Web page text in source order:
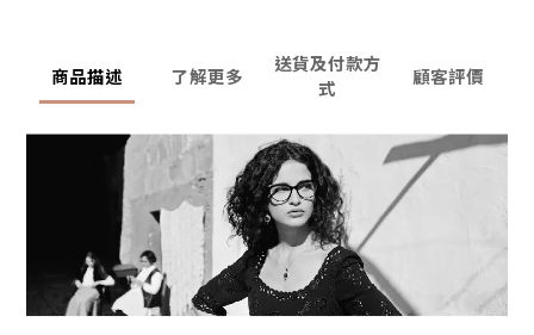
商品描述 了解更多
送貨及付款方
式
顧客評價